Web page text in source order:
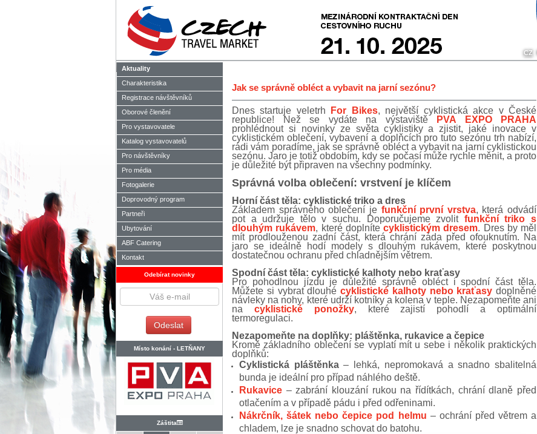
CZ
Aktuality
Charakteristika
Registrace návštěvníků
Oborové členění
Pro vystavovatele
Katalog vystavovatelů
Pro návštěvníky
Pro média
Fotogalerie
Doprovodný program
Partneři
Ubytování
ABF Catering
Kontakt
Odebírat novinky
Místo konání - LETŇANY
Záštita
Jak se správně obléct a vybavit na jarní sezónu?
Dnes startuje veletrh For Bikes, největší cyklistická akce v České
republice! Než se vydáte na výstaviště
PVA EXPO PRAHA
prohlédnout si novinky ze světa cyklistiky a zjistit, jaké inovace v
cyklistickém oblečení, vybavení a doplňcích pro tuto sezónu trh nabízí,
rádi vám poradíme, jak se správně obléct a vybavit na jarní cyklistickou
sezónu. Jaro je totiž obdobím, kdy se počasí může rychle měnit, a proto
je důležité být připraven na všechny podmínky.
Správná volba oblečení: vrstvení je klíčem
Horní část těla: cyklistické triko a dres
Základem správného oblečení je funkční první vrstva, která odvádí
pot a udržuje tělo v suchu. Doporučujeme zvolit funkční triko s
dlouhým rukávem, které doplníte cyklistickým dresem. Dres by měl
mít prodlouženou zadní část, která chrání záda před ofouknutím. Na
jaro se ideálně hodí modely s dlouhým rukávem, které poskytnou
dostatečnou ochranu před chladnějším větrem.
Spodní část těla: cyklistické kalhoty nebo kraťasy
Pro pohodlnou jízdu je důležité správně obléct i spodní část těla.
Můžete si vybrat dlouhé cyklistické kalhoty nebo kraťasy doplněné
návleky na nohy, které udrží kotníky a kolena v teple. Nezapomeňte ani
na cyklistické ponožky, které zajistí pohodlí a optimální
termoregulaci.
Nezapomeňte na doplňky: pláštěnka, rukavice a čepice
Kromě základního oblečení se vyplatí mít u sebe i několik praktických
doplňků:
Cyklistická pláštěnka– lehká, nepromokavá a snadno sbalitelná
bunda je ideální pro případ náhlého deště.
Rukavice – zabrání klouzání rukou na řídítkách, chrání dlaně před
otlačením a v případě pádu i před odřeninami.
Nákrčník, šátek nebo čepice pod helmu – ochrání před větrem a
chladem, lze je snadno schovat do batohu.